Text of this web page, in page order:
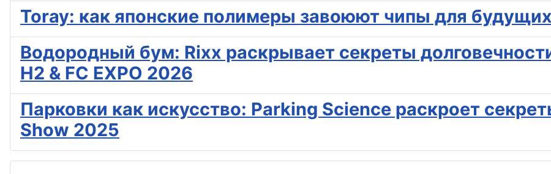
Toray: как японские полимеры завоюют чипы для
Водородный бум: Rixx раскрывает секреты
H2 & FC EXPO 2026
Парковки как искусство: Parking Science раскроет
Show 2025